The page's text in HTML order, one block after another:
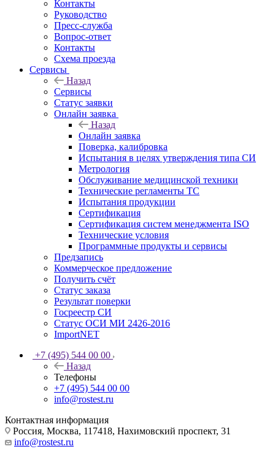
Контакты
Руководство
Пресс-служба
Вопрос-ответ
Контакты
Схема проезда
Сервисы
Назад
Сервисы
Статус заявки
Онлайн заявка
Назад
Онлайн заявка
Поверка, калибровка
Испытания в целях утверждения типа СИ
Метрология
Обслуживание медицинской техники
Технические регламенты ТС
Испытания продукции
Сертификация
Сертификация систем менеджмента ISO
Технические условия
Программные продукты и сервисы
Предзапись
Коммерческое предложение
Получить счёт
Статус заказа
Результат поверки
Госреестр СИ
Статус ОСИ МИ 2426-2016
ImportNET
+7 (495) 544 00 00
Назад
Телефоны
+7 (495) 544 00 00
info@rostest.ru
Контактная информация
Россия, Москва, 117418, Нахимовский проспект, 31
info@rostest.ru